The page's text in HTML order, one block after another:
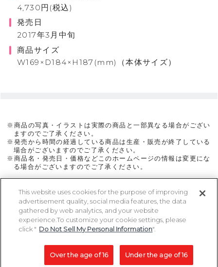
4,730円(税込)
発売日
2017年3月中旬
商品サイズ
W169×D184×H187(mm)（本体サイズ）
※商品の写真・イラストは実際の商品と一部異なる場合がござい
ますのでご了承ください。
※発売から時間の経過している商品は生産・販売が終了している
場合がございますのでご了承ください。
※商品名・発売日・価格などこのホームページの情報は変更にな
る場合がございますのでご了承ください。
ページトップに戻る
Copyright 2005-2026 MegaHouse Corporation. All rights reserved.
All other products are trademarks or registed of their respective owners.
コピーライト一覧を表示する
This website uses cookies for the purpose of improving
advertisement quality, social media features, the data
gathered by web analytics, and your website
experience.To customize your cookie settings, please
click " Do Not Sell My Personal Information".
Under the age of 16
Over the age of 16